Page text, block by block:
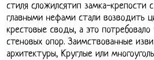
стиля сложилсятип замка-крепости
главными нефами стали возводить
крестовые своды, а это потребовало
стеновых опор. Заимствованные
архитектуры, Круглые или